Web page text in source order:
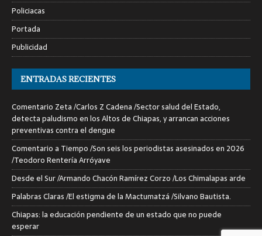
Policiacas
Portada
Publicidad
ENTRADAS RECIENTES
Comentario Zeta /Carlos Z Cadena /Sector salud del Estado,
detecta paludismo en los Altos de Chiapas, y arrancan acciones
preventivas contra el dengue
Comentario a Tiempo /Son seis los periodistas asesinados en 2026
/Teodoro Rentería Arróyave
Desde el Sur /Armando Chacón Ramírez Corzo /Los Chimalapas arde
Palabras Claras /El estigma de la Mactumatzá /Silvano Bautista.
Chiapas: la educación pendiente de un estado que no puede
esperar